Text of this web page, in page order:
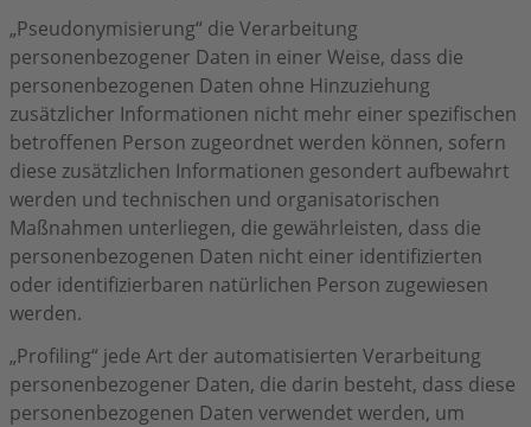
„Pseudonymisierung“ die Verarbeitung
personenbezogener Daten in einer Weise, dass die
personenbezogenen Daten ohne Hinzuziehung
zusätzlicher Informationen nicht mehr einer spezifischen
betroffenen Person zugeordnet werden können, sofern
diese zusätzlichen Informationen gesondert aufbewahrt
werden und technischen und organisatorischen
Maßnahmen unterliegen, die gewährleisten, dass die
personenbezogenen Daten nicht einer identifizierten
oder identifizierbaren natürlichen Person zugewiesen
werden.
„Profiling“ jede Art der automatisierten Verarbeitung
personenbezogener Daten, die darin besteht, dass diese
personenbezogenen Daten verwendet werden, um